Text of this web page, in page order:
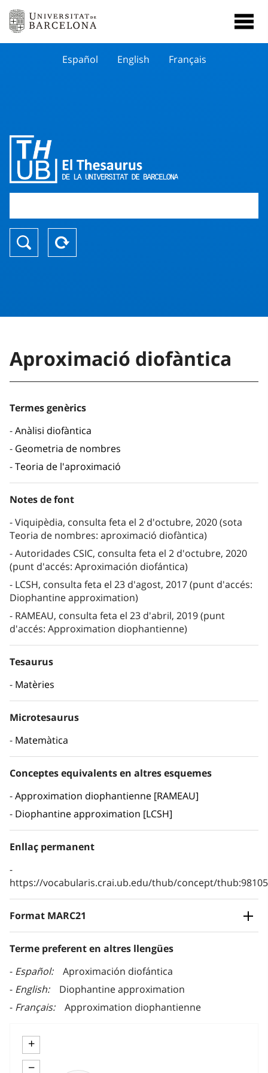
Español English Français
Aproximació diofàntica
Termes genèrics
Anàlisi diofàntica
Geometria de nombres
Teoria de l'aproximació
Notes de font
Viquipèdia, consulta feta el 2 d'octubre, 2020 (sota
Teoria de nombres: aproximació diofàntica)
Autoridades CSIC, consulta feta el 2 d'octubre, 2020
(punt d'accés: Aproximación diofántica)
LCSH, consulta feta el 23 d'agost, 2017 (punt d'accés:
Diophantine approximation)
RAMEAU, consulta feta el 23 d'abril, 2019 (punt
d'accés: Approximation diophantienne)
Tesaurus
Matèries
Microtesaurus
Matemàtica
Conceptes equivalents en altres esquemes
Approximation diophantienne [RAMEAU]
Diophantine approximation [LCSH]
Enllaç permanent
https://vocabularis.crai.ub.edu/thub/concept/
Format MARC21
Terme preferent en altres llengües
Español
Aproximación diofántica
English
Diophantine approximation
Français
Approximation diophantienne
+
−